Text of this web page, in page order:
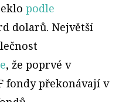
podle
dolarů. Největší
, že poprvé v
fondy překonávají v